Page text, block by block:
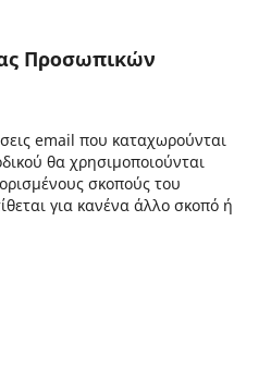
Προσωπικών
email που καταχωρούνται
θα χρησιμοποιούνται
σκοπούς του
για κανένα άλλο σκοπό ή